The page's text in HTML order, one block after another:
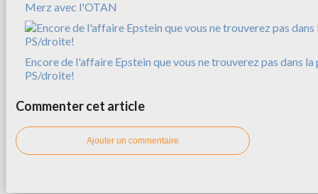
Merz avec l'OTAN
Encore de l'affaire Epstein que vous ne trouverez pas dans
PS/droite!
Commenter cet article
Ajouter un commentaire